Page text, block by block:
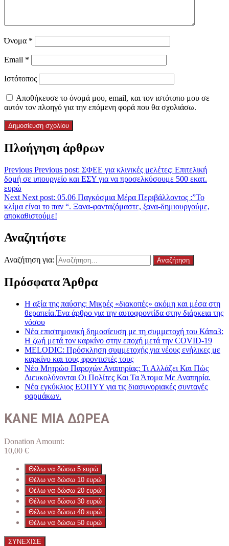
Όνομα *
Email *
Ιστότοπος
Αποθήκευσε το όνομά μου, email, και τον ιστότοπο μου σε
αυτόν τον πλοηγό για την επόμενη φορά που θα σχολιάσω.
Πλοήγηση άρθρων
Previous Previous post: ΣΦΕΕ για κλινικές μελέτες: Επιτελική
δομή σε υπουργείο και ΕΣΥ για να προσελκύσουμε 500 εκατ.
ευρώ
Next Next post: 05.06 Παγκόσμια Μέρα Περιβάλλοντος :”Το
κλίμα είναι το παν “. Ξανα-φανταζόμαστε, ξανα-δημιουργούμε,
αποκαθιστούμε!
Αναζητήστε
Αναζήτηση για:
Πρόσφατα Άρθρα
Η αξία της παύσης: Μικρές «διακοπές» ακόμη και μέσα στη
θεραπεία.Ένα άρθρο για την αυτοφροντίδα στην διάρκεια της
νόσου
Νέα επιστημονική δημοσίευση με τη συμμετοχή του Κάπα3:
Η ζωή μετά τον καρκίνο στην εποχή μετά την COVID-19
MELODIC: Πρόσκληση συμμετοχής για νέους ενήλικες με
καρκίνο και τους φροντιστές τους
Νέο Μητρώο Παροχών Αναπηρίας: Τι Αλλάζει Και Πώς
Διευκολύνονται Οι Πολίτες Και Τα Άτομα Με Αναπηρία.
Νέα εγκύκλιος ΕΟΠΥΥ για τις διασυνοριακές συνταγές
φαρμάκων.
ΚΑΝΕ ΜΙΑ ΔΩΡΕΑ
Donation Amount:
10,00 €
Θέλω να δώσω 5 ευρώ
Θέλω να δώσω 10 ευρώ
Θέλω να δώσω 20 ευρώ
Θέλω να δώσω 30 ευρώ
Θέλω να δώσω 40 ευρώ
Θέλω να δώσω 50 ευρώ
ΣΥΝΕΧΙΣΕ